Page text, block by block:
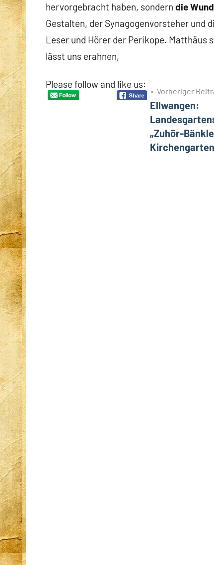
hervorgebracht haben, sondern die
Gestalten, der Synagogenvorsteher und
Leser und Hörer der Perikope. Matthäus
lässt uns erahnen,
Please follow and like us:
BeitragsnavigationVorheriger
Ellwangen:
„Zuhör-
Kirchengarten